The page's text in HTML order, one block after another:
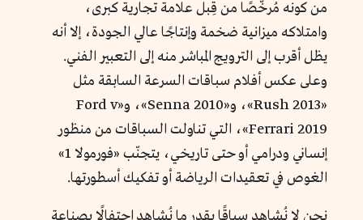
من كونه مُرخّصًا من قِبل علامة تجارية كبرى،
وامتلاكه ميزانية ضخمة وإنتاجًا عالي الجودة، إلا أنه
يظل أقرب إلى الترويج المباشر منه إلى التعبير الفني.
وعلى عكس أفلام سباقات السرعة السابقة مثل
«Rush 2013»، و«Senna 2010»، و«Ford v
Ferrari 2019»، التي تناولت السباقات من منظور
إنساني ودرامي أو حتى تاريخي، يتجنّب «فورمولا 1»
الغوص في تعقيدات الرياضة أو تفكيك أسطورتها.
نحن لا نُشاهد سباقًا بقدر ما نُشاهد احتفالًا بصناعة